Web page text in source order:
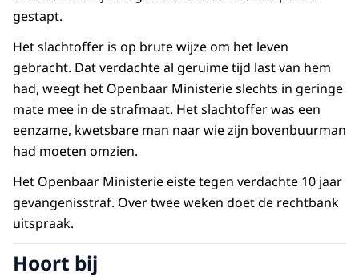
gestapt.
Het slachtoffer is op brute wijze om het leven
gebracht. Dat verdachte al geruime tijd last van hem
had, weegt het Openbaar Ministerie slechts in geringe
mate mee in de strafmaat. Het slachtoffer was een
eenzame, kwetsbare man naar wie zijn bovenbuurman
had moeten omzien.
Het Openbaar Ministerie eiste tegen verdachte 10 jaar
gevangenisstraf. Over twee weken doet de rechtbank
uitspraak.
Hoort bij